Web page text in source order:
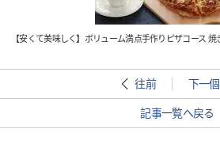
【安くて美味しく】ボリューム満点手作りピザコース 焼
往前 下一個
記事一覧へ戻る